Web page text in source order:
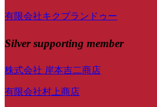
有限会社キクプランドゥー
Silver supporting member
株式会社 岸本吉二商店
有限会社村上商店